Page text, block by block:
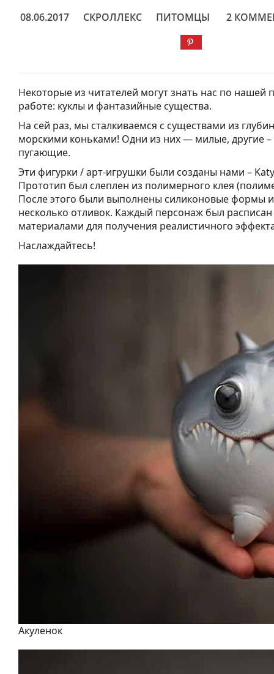
08.06.2017 СКРОЛЛЕКС ПИТОМЦЫ 2
Некоторые из читателей могут знать нас по нашей
работе: куклы и фантазийные существа.
На сей раз, мы сталкиваемся с существами из
морскими коньками! Одни из них — милые, другие –
пугающие.
Эти фигурки / арт-игрушки были созданы нами –
Прототип был слеплен из полимерного клея
После этого были выполнены силиконовые формы
несколько отливок. Каждый персонаж был
материалами для получения реалистичного
Наслаждайтесь!
Акуленок